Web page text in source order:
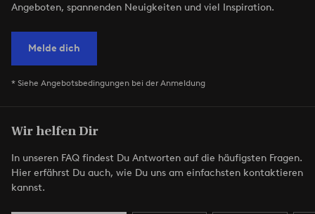
Angeboten, spannenden Neuigkeiten und viel Inspiration.
Melde dich
* Siehe Angebotsbedingungen bei der Anmeldung
Wir helfen Dir
In unseren FAQ findest Du Antworten auf die häufigsten Fragen.
Hier erfährst Du auch, wie Du uns am einfachsten kontaktieren
kannst.